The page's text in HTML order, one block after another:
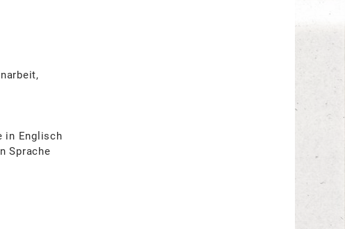
in Englisch
Sprache